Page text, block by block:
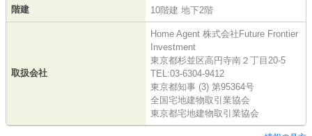
階建 10階建 地下2階
取扱会社
Home Agent 株式会社Future Frontier
Investment
東京都杉並区高円寺南２丁目20-5
TEL:03-6304-9412
東京都知事 (3) 第95364号
全国宅地建物取引業協会
東京都宅地建物取引業協会